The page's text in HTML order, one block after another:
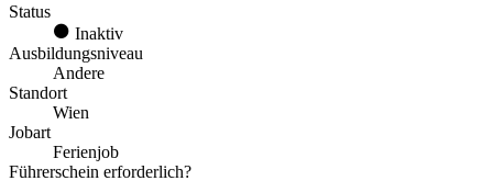
Status
Inaktiv
Ausbildungsniveau
Andere
Standort
Wien
Jobart
Ferienjob
Führerschein erforderlich?